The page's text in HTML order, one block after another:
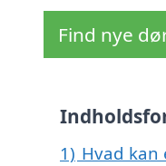
Find nye
1) Hvad kan